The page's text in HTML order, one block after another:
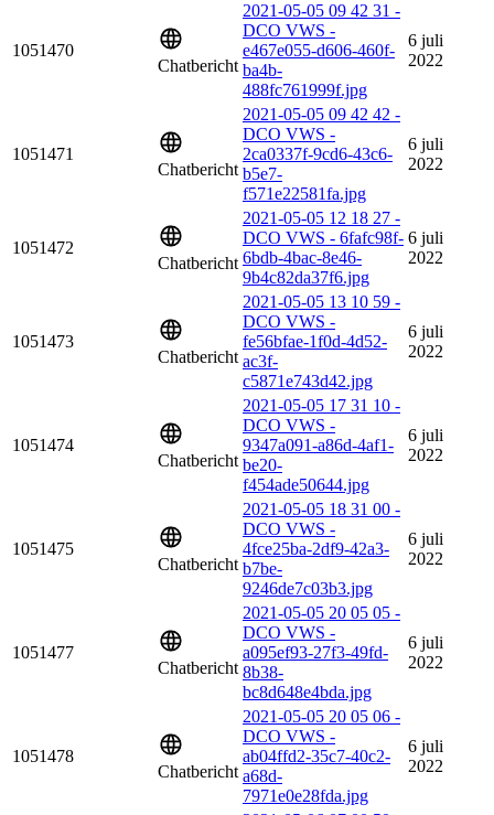
1051470
Chatbericht
2021-05-05 09 42 31 -
DCO VWS -
e467e055-d606-460f-
ba4b-
488fc761999f.jpg
6 juli
2022
1051471
Chatbericht
2021-05-05 09 42 42 -
DCO VWS -
2ca0337f-9cd6-43c6-
b5e7-
f571e22581fa.jpg
6 juli
2022
1051472
Chatbericht
2021-05-05 12 18 27 -
DCO VWS - 6fafc98f-
6bdb-4bac-8e46-
9b4c82da37f6.jpg
6 juli
2022
1051473
Chatbericht
2021-05-05 13 10 59 -
DCO VWS -
fe56bfae-1f0d-4d52-
ac3f-
c5871e743d42.jpg
6 juli
2022
1051474
Chatbericht
2021-05-05 17 31 10 -
DCO VWS -
9347a091-a86d-4af1-
be20-
f454ade50644.jpg
6 juli
2022
1051475
Chatbericht
2021-05-05 18 31 00 -
DCO VWS -
4fce25ba-2df9-42a3-
b7be-
9246de7c03b3.jpg
6 juli
2022
1051477
Chatbericht
2021-05-05 20 05 05 -
DCO VWS -
a095ef93-27f3-49fd-
8b38-
bc8d648e4bda.jpg
6 juli
2022
1051478
Chatbericht
2021-05-05 20 05 06 -
DCO VWS -
ab04ffd2-35c7-40c2-
a68d-
7971e0e28fda.jpg
6 juli
2022